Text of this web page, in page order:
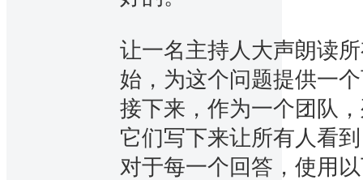
让一名主持人大声朗读
始，为这个问题提供一
接下来，作为一个团队
它们写下来让所有人看
对于每一个回答，使用